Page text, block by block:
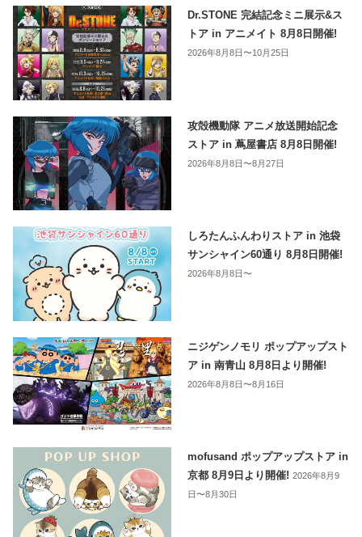
Dr.STONE 完結記念ミニ展示&ス
トア in アニメイト 8月8日開催!
2026年8月8日〜10月25日
攻殻機動隊 アニメ放送開始記念
ストア in 蔦屋書店 8月8日開催!
2026年8月8日〜8月27日
しろたんふんわりストア in 池袋
サンシャイン60通り 8月8日開催!
2026年8月8日〜
ニジゲンノモリ ポップアップスト
ア in 南青山 8月8日より開催!
2026年8月8日〜8月16日
mofusand ポップアップストア in
京都 8月9日より開催!2026年8月9
日〜8月30日